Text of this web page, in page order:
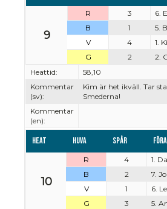
9
R 3
6.
B
1
5.
V
4
1.
G
2
2.
Heattid:
58,10
Kommentar
(sv):
Kim är het ikväll. Tar
Smederna!
Kommentar
(en):
Heat Huva Spår
10
R 4
1.
B
2
7.
V
1
6.
G
3 5.